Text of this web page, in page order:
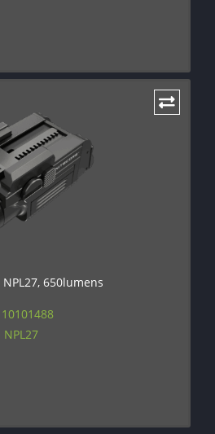
650lumens
NPL27